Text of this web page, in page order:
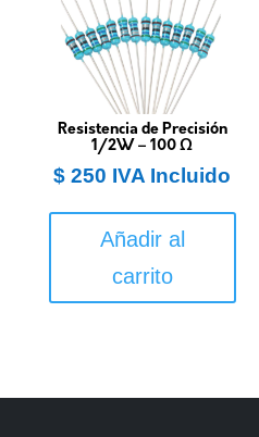
Resistencia de Precisión
1/2W – 100 Ω
$ 250 IVA Incluido
Añadir al
carrito